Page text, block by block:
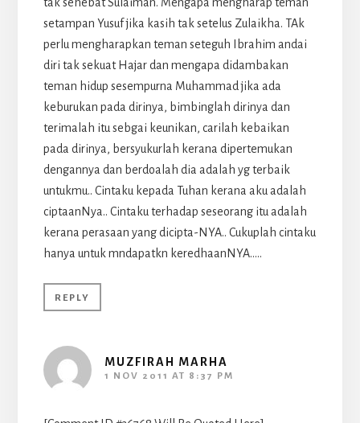
setampan Yusuf jika kasih tak setelus Zulaikha. TAk
perlu mengharapkan teman seteguh Ibrahim andai
diri tak sekuat Hajar dan mengapa didambakan
teman hidup sesempurna Muhammad jika ada
keburukan pada dirinya, bimbinglah dirinya dan
terimalah itu sebgai keunikan, carilah kebaikan
pada dirinya, bersyukurlah kerana dipertemukan
dengannya dan berdoalah dia adalah yg terbaik
untukmu.. Cintaku kepada Tuhan kerana aku adalah
ciptaanNya.. Cintaku terhadap seseorang itu adalah
kerana perasaan yang dicipta-NYA.. Cukuplah cintaku
hanya untuk mndapatkn keredhaanNYA…..
REPLY
MUZFIRAH MARHA
1 NOV 2011 AT 8:37 PM